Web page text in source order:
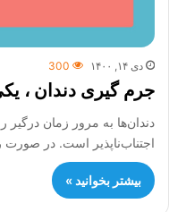
دی ۱۴, ۱۴۰۰ 300
جرم گیری دندان ،
دندان‌ها به مرور زمان درگیر
اجتناب‌ناپذیر است. در صورت
بیشتر بخوانید »